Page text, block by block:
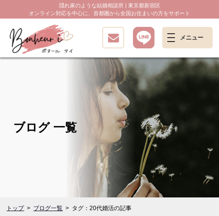
隠れ家のような結婚相談所 | 東京都新宿区
オンライン対応を中心に、首都圏から全国お住まいの方をサポート
ブログ 一覧
トップ ブログ一覧 タグ：20代婚活の記事